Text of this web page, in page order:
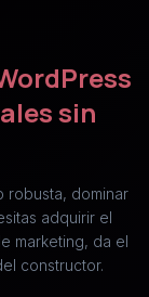
sin
robusta, dominar
adquirir el
marketing, da el
constructor.